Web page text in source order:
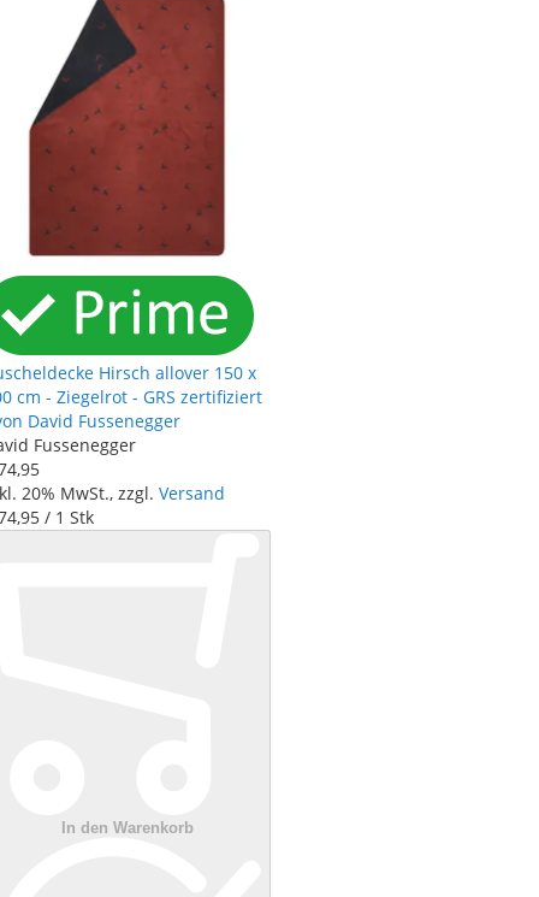
Hirsch allover 150 x
cm - Ziegelrot - GRS zertifiziert
David Fussenegger
Fussenegger
,95
20% MwSt., zzgl. Versand
,95 / 1 Stk
In den Warenkorb